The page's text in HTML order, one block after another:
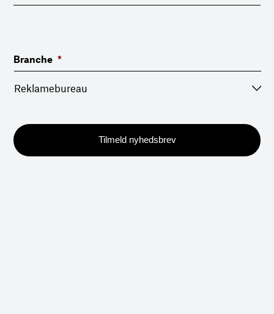
Branche *